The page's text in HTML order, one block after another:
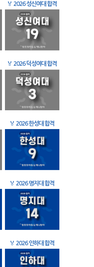
🏅 2026 성신여대 합격
🏅 2026 덕성여대 합격
🏅 2026 한성대 합격
🏅 2026 명지대 합격
🏅 2026 인하대 합격